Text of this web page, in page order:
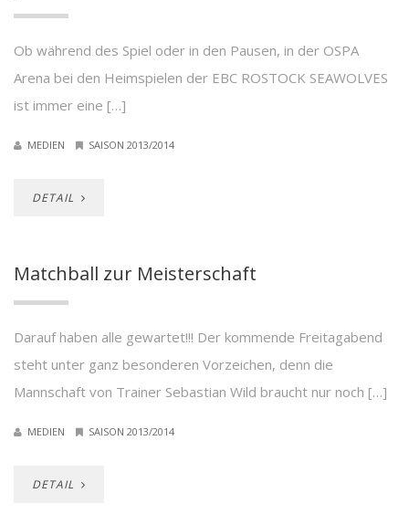
Ob während des Spiel oder in den Pausen, in der OSPA
Arena bei den Heimspielen der EBC ROSTOCK SEAWOLVES
ist immer eine […]
MEDIEN SAISON 2013/2014
DETAIL
Matchball zur Meisterschaft
Darauf haben alle gewartet!!! Der kommende Freitagabend
steht unter ganz besonderen Vorzeichen, denn die
Mannschaft von Trainer Sebastian Wild braucht nur noch […]
MEDIEN SAISON 2013/2014
DETAIL